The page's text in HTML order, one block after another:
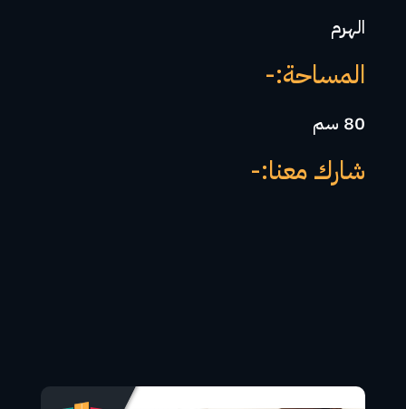
الهرم
المساحة:-
80 سم
شارك معنا:-